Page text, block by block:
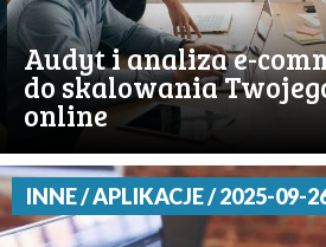
Audyt i analiza e-
do skalowania
online
INNE / APLIKACJE / 2025-09-